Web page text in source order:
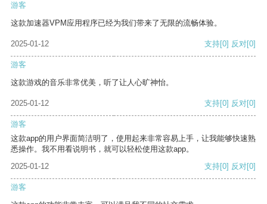
游客
这款加速器VPM应用程序已经为我们带来了无限的流畅体验。
2025-01-12 支持[0] 反对[0]
游客
这款游戏的音乐非常优美，听了让人心旷神怡。
2025-01-12 支持[0] 反对[0]
游客
这款app的用户界面简洁明了，使用起来非常容易上手，让我能够快速熟
悉操作。我不用看说明书，就可以轻松使用这款app。
2025-01-12
支持[0] 反对[0]
游客